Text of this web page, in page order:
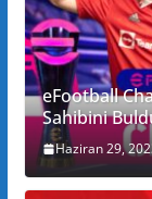
eFootball
Sahibini
Haziran 29,